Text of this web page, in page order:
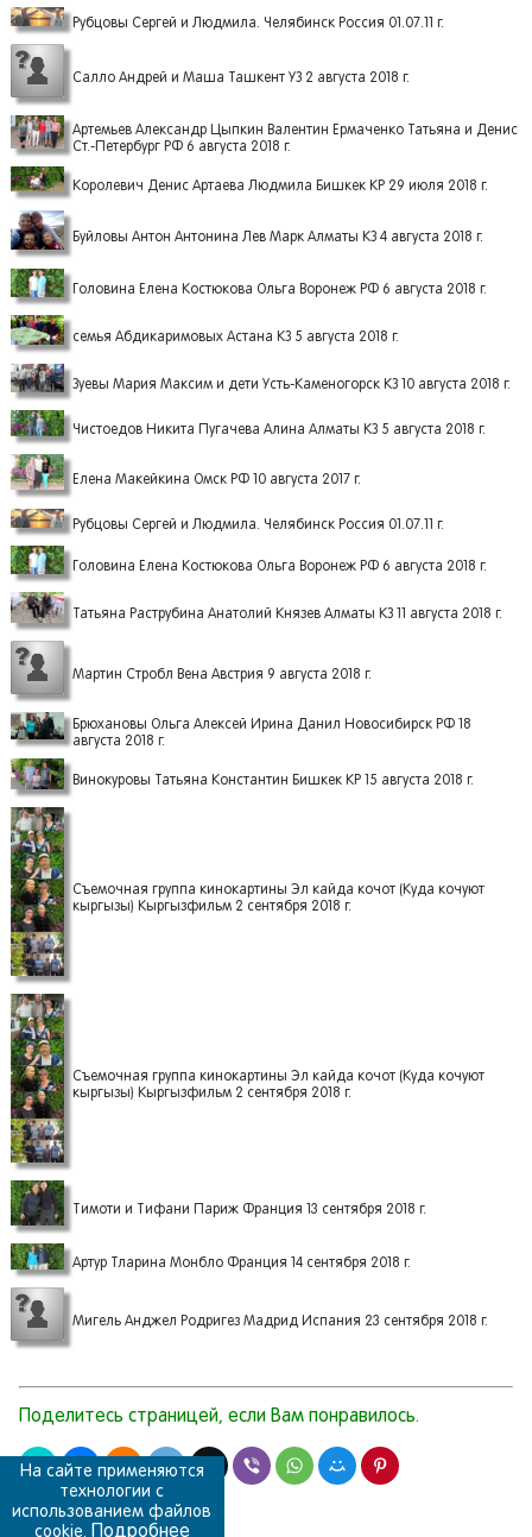
На сайте применяются
технологии с
использованием файлов
cookie. Подробнее
Рубцовы Сергей и Людмила. Челябинск Россия 01.07.11 г.
Салло Андрей и Маша Ташкент УЗ 2 августа 2018 г.
Артемьев Александр Цыпкин Валентин Ермаченко Татьяна и Денис
Ст.-Петербург РФ 6 августа 2018 г.
Королевич Денис Артаева Людмила Бишкек КР 29 июля 2018 г.
Буйловы Антон Антонина Лев Марк Алматы КЗ 4 августа 2018 г.
Головина Елена Костюкова Ольга Воронеж РФ 6 августа 2018 г.
семья Абдикаримовых Астана КЗ 5 августа 2018 г.
Зуевы Мария Максим и дети Усть-Каменогорск КЗ 10 августа 2018 г.
Чистоедов Никита Пугачева Алина Алматы КЗ 5 августа 2018 г.
Елена Макейкина Омск РФ 10 августа 2017 г.
Рубцовы Сергей и Людмила. Челябинск Россия 01.07.11 г.
Головина Елена Костюкова Ольга Воронеж РФ 6 августа 2018 г.
Татьяна Раструбина Анатолий Князев Алматы КЗ 11 августа 2018 г.
Мартин Стробл Вена Австрия 9 августа 2018 г.
Брюхановы Ольга Алексей Ирина Данил Новосибирск РФ 18
августа 2018 г.
Винокуровы Татьяна Константин Бишкек КР 15 августа 2018 г.
Съемочная группа кинокартины Эл кайда кочот (Куда кочуют
кыргызы) Кыргызфильм 2 сентября 2018 г.
Съемочная группа кинокартины Эл кайда кочот (Куда кочуют
кыргызы) Кыргызфильм 2 сентября 2018 г.
Тимоти и Тифани Париж Франция 13 сентября 2018 г.
Артур Тларина Монбло Франция 14 сентября 2018 г.
Мигель Анджел Родригез Мадрид Испания 23 сентября 2018 г.
Поделитесь страницей, если Вам понравилось.